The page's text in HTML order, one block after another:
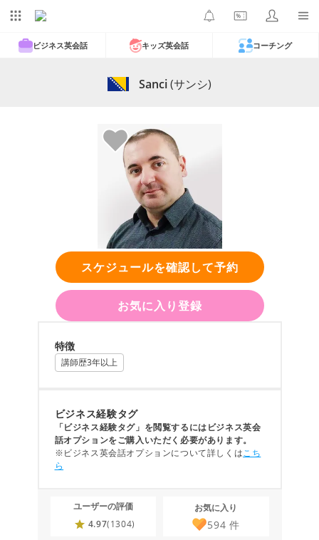
ビジネス英会話 キッズ英会話 コーチング
Sanci(サンシ)
スケジュールを確認して予約
お気に入り登録
特徴
講師歴3年以上
ビジネス経験タグ
「ビジネス経験タグ」を閲覧するにはビジネス英会
話オプションをご購入いただく必要があります。
※ビジネス英会話オプションについて詳しくはこち
ら
ユーザーの評価
4.97(1304)
お気に入り
594 件